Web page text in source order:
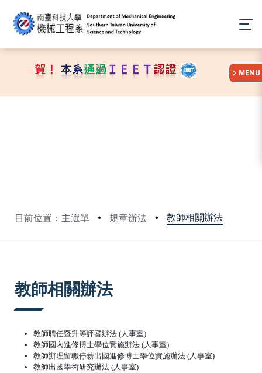
目前位置：主選單 規章辦法 教師相關辦法
:::
MENU
教師相關辦法
教師聘任暨升等評審辦法 (人事室)
教師國內進修博士學位實施辦法 (人事室)
教師辦理留職停薪出國進修博士學位實施辦法 (人事室)
教師出國學術研究辦法 (人事室)